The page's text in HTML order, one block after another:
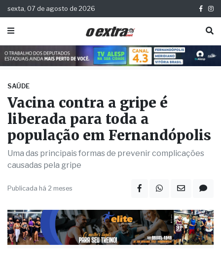
sexta, 07 de agosto de 2026
SAÚDE
Vacina contra a gripe é
liberada para toda a
população em Fernandópolis
causadas pela gripe
Publicada há 2 meses